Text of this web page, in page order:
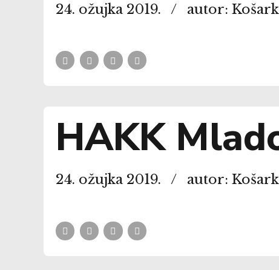
24. ožujka 2019. autor:
HAKK
24. ožujka 2019. autor: